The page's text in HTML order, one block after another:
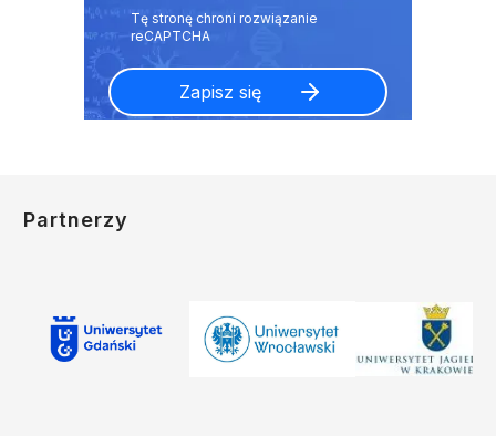
Partnerzy